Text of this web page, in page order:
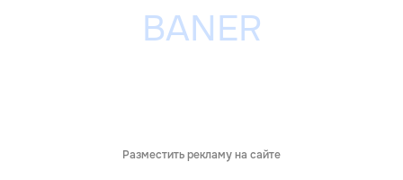
Разместить рекламу на сайте